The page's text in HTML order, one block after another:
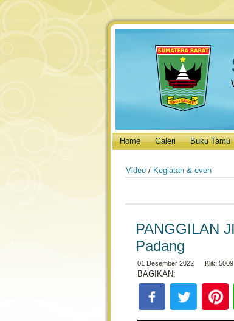
Home Galeri Buku Tamu
Video / Kegiatan & even
PANGGILAN
Padang
01 Desember 2022 Klik: 5009
BAGIKAN: